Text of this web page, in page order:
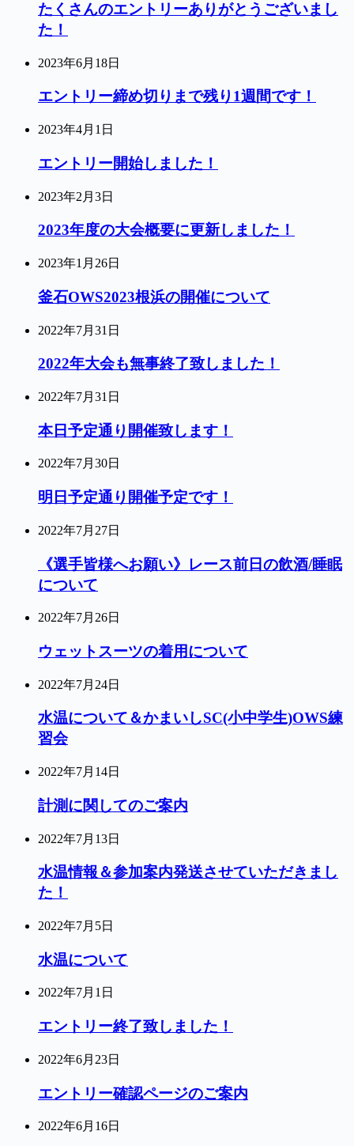
たくさんのエントリーありがとうございまし
た！
2023年6月18日
エントリー締め切りまで残り1週間です！
2023年4月1日
エントリー開始しました！
2023年2月3日
2023年度の大会概要に更新しました！
2023年1月26日
釜石OWS2023根浜の開催について
2022年7月31日
2022年大会も無事終了致しました！
2022年7月31日
本日予定通り開催致します！
2022年7月30日
明日予定通り開催予定です！
2022年7月27日
《選手皆様へお願い》レース前日の飲酒/睡眠
について
2022年7月26日
ウェットスーツの着用について
2022年7月24日
水温について＆かまいしSC(小中学生)OWS練
習会
2022年7月14日
計測に関してのご案内
2022年7月13日
水温情報＆参加案内発送させていただきまし
た！
2022年7月5日
水温について
2022年7月1日
エントリー終了致しました！
2022年6月23日
エントリー確認ページのご案内
2022年6月16日